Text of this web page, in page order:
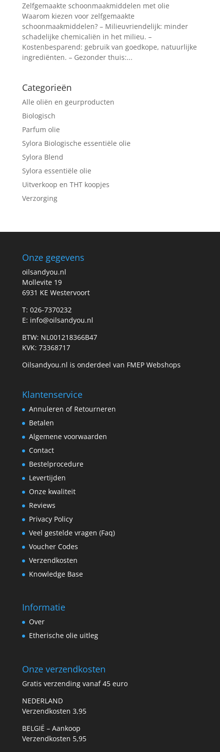
Zelfgemaakte schoonmaakmiddelen met olie
Waarom kiezen voor zelfgemaakte
schoonmaakmiddelen? – Milieuvriendelijk: minder
schadelijke chemicaliën in het milieu. –
Kostenbesparend: gebruik van goedkope, natuurlijke
ingrediënten. – Gezonder thuis:...
Categorieën
Alle oliën en geurproducten
Biologisch
Parfum olie
Sylora Biologische essentiële olie
Sylora Blend
Sylora essentiële olie
Uitverkoop en THT koopjes
Verzorging
Onze gegevens
oilsandyou.nl
Mollevite 19
6931 KE Westervoort
T: 026-7370232
E: info@oilsandyou.nl
BTW: NL001218366B47
KVK: 73368717
Oilsandyou.nl is onderdeel van FMEP Webshops
Klantenservice
Annuleren of Retourneren
Betalen
Algemene voorwaarden
Contact
Bestelprocedure
Levertijden
Onze kwaliteit
Reviews
Privacy Policy
Veel gestelde vragen (Faq)
Voucher Codes
Verzendkosten
Knowledge Base
Informatie
Over
Etherische olie uitleg
Onze verzendkosten
Gratis verzending vanaf 45 euro
NEDERLAND
Verzendkosten 3,95
BELGIË – Aankoop
Verzendkosten 5,95